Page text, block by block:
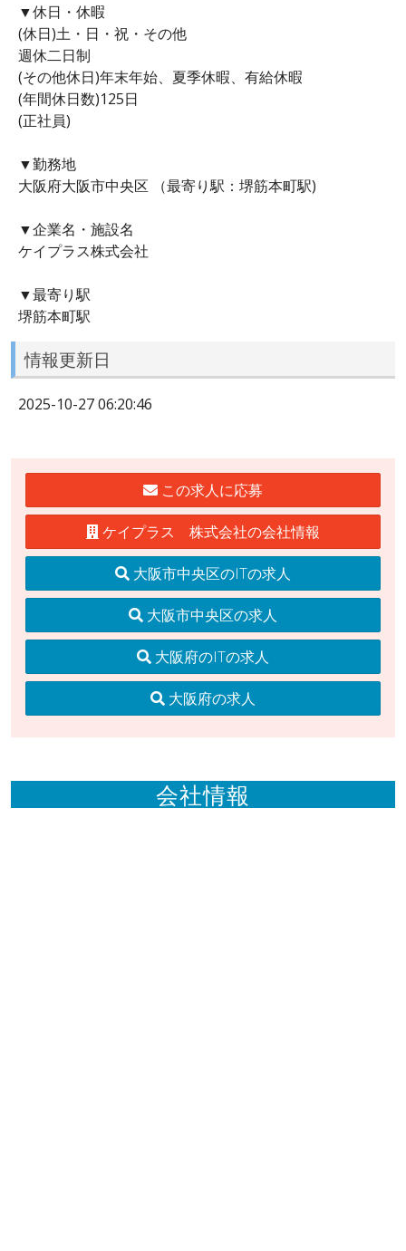
▼休日・休暇
(休日)土・日・祝・その他
週休二日制
(その他休日)年末年始、夏季休暇、有給休暇
(年間休日数)125日
(正社員)
▼勤務地
大阪府大阪市中央区 （最寄り駅：堺筋本町駅)
▼企業名・施設名
ケイプラス株式会社
▼最寄り駅
堺筋本町駅
情報更新日
2025-10-27 06:20:46
この求人に応募
ケイプラス 株式会社の会社情報
大阪市中央区のITの求人
大阪市中央区の求人
大阪府のITの求人
大阪府の求人
会社情報